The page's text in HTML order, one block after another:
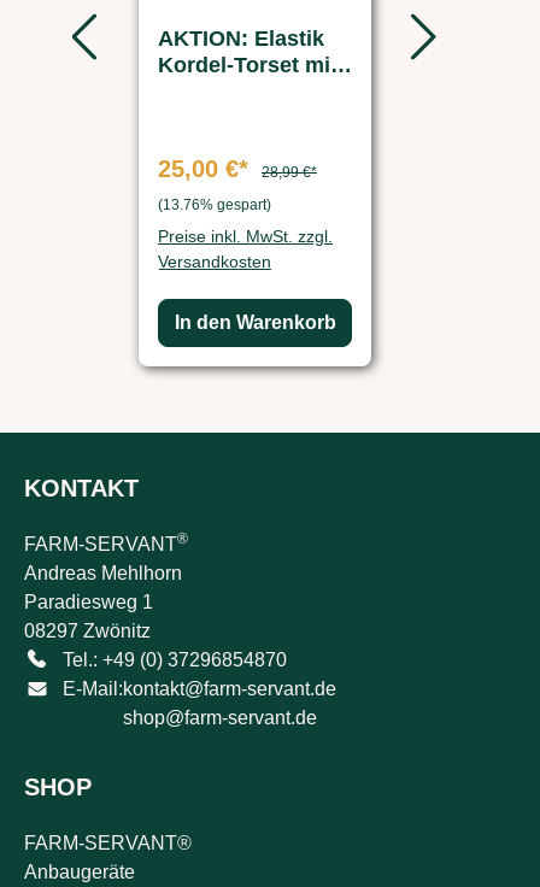
AKTION: Elastik
Kordel-Torset mit
25,00 €*
28,99 €*
(13.76% gespart)
Preise inkl. MwSt. zzgl.
Versandkosten
In den Warenkorb
KONTAKT
FARM-SERVANT®
Andreas Mehlhorn
Paradiesweg 1
08297 Zwönitz
Tel.: +49 (0) 37296854870
E-Mail:kontakt@farm-servant.de
shop@farm-servant.de
SHOP
FARM-SERVANT®
Anbaugeräte